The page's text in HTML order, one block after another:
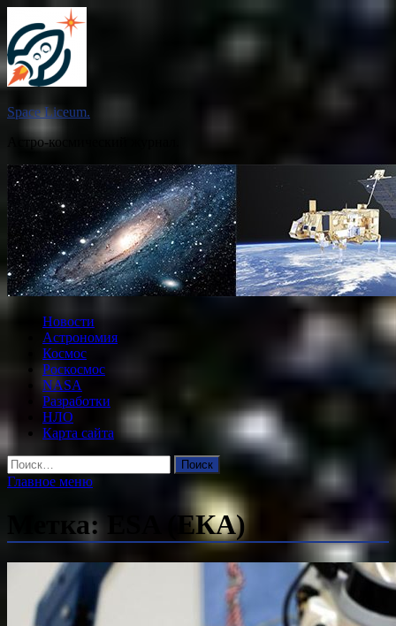
содержимому
Space Liceum.
Астро-космический журнал.
Новости
Астрономия
Космос
Роскосмос
NASA
Разработки
НЛО
Карта сайта
Найти:
Главное меню
Метка: ESA (ЕКА)